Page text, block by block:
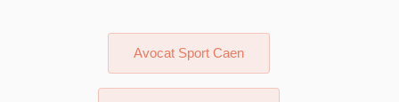
Avocat Sport Caen